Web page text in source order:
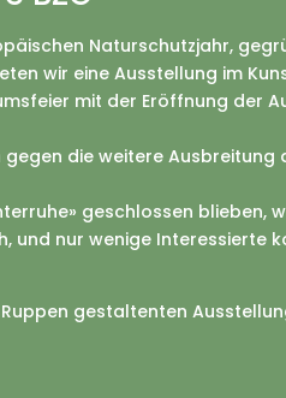
Naturschutzjahr,
wir eine Ausstellung im
mit der Eröffnung der
die weitere Ausbreitung
geschlossen blieben,
und nur wenige Interessierte
gestaltenten